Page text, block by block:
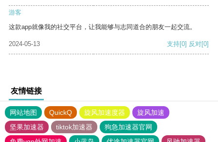
游客
这款app就像我的社交平台，让我能够与志同道合的朋友一起交流。
2024-05-13 支持[0] 反对[0]
友情链接
网站地图 QuickQ 旋风加速度器
旋风加速
坚果加速器
tiktok加速器
狗急加速器官网